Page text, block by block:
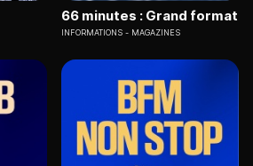
66 minutes : Grand format
INFORMATIONS MAGAZINES